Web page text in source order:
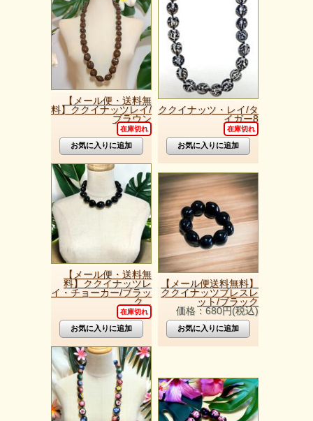
【メール便・送料無
料】ククイナッツレイ/
ブラウン
在庫切れ
ククイナッツ・レイ/タ
イガー8
在庫切れ
【メール便・送料無
料】ククイナッツレ
イ・チョーカー/ブラッ
ク...
在庫切れ
【メール便送料無料】
ククイナッツブレスレ
ット/ブラック
価格：680円(税込)